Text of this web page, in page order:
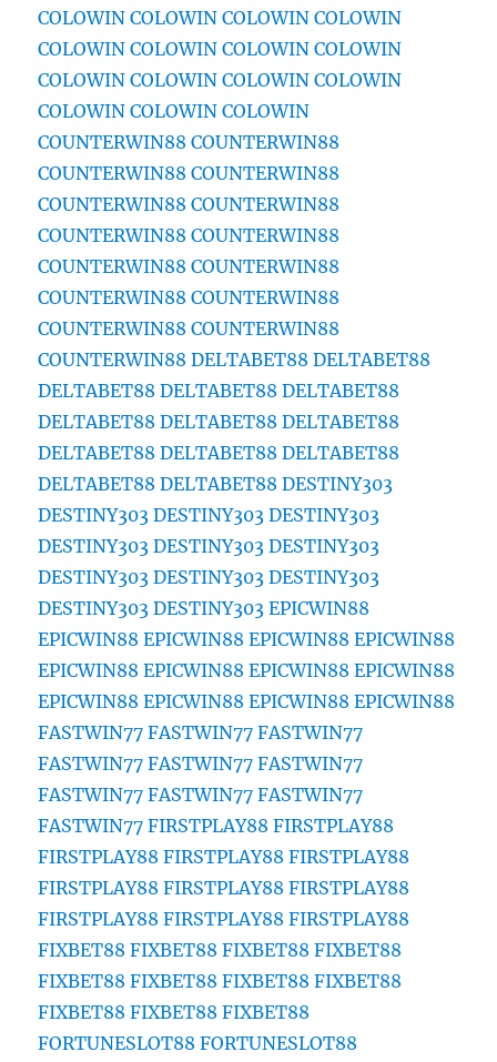
COLOWIN COLOWIN COLOWIN COLOWIN
COLOWIN COLOWIN COLOWIN COLOWIN
COLOWIN COLOWIN COLOWIN COLOWIN
COLOWIN COLOWIN COLOWIN
COUNTERWIN88 COUNTERWIN88
COUNTERWIN88 COUNTERWIN88
COUNTERWIN88 COUNTERWIN88
COUNTERWIN88 COUNTERWIN88
COUNTERWIN88 COUNTERWIN88
COUNTERWIN88 COUNTERWIN88
COUNTERWIN88 COUNTERWIN88
COUNTERWIN88 DELTABET88 DELTABET88
DELTABET88 DELTABET88 DELTABET88
DELTABET88 DELTABET88 DELTABET88
DELTABET88 DELTABET88 DELTABET88
DELTABET88 DELTABET88 DESTINY303
DESTINY303 DESTINY303 DESTINY303
DESTINY303 DESTINY303 DESTINY303
DESTINY303 DESTINY303 DESTINY303
DESTINY303 DESTINY303 EPICWIN88
EPICWIN88 EPICWIN88 EPICWIN88 EPICWIN88
EPICWIN88 EPICWIN88 EPICWIN88 EPICWIN88
EPICWIN88 EPICWIN88 EPICWIN88 EPICWIN88
FASTWIN77 FASTWIN77 FASTWIN77
FASTWIN77 FASTWIN77 FASTWIN77
FASTWIN77 FASTWIN77 FASTWIN77
FASTWIN77 FIRSTPLAY88 FIRSTPLAY88
FIRSTPLAY88 FIRSTPLAY88 FIRSTPLAY88
FIRSTPLAY88 FIRSTPLAY88 FIRSTPLAY88
FIRSTPLAY88 FIRSTPLAY88 FIRSTPLAY88
FIXBET88 FIXBET88 FIXBET88 FIXBET88
FIXBET88 FIXBET88 FIXBET88 FIXBET88
FIXBET88 FIXBET88 FIXBET88
FORTUNESLOT88 FORTUNESLOT88